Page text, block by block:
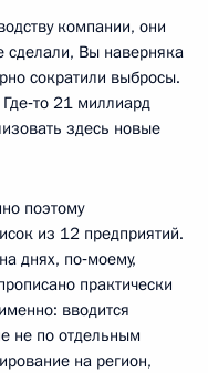
компании, они
сделали, Вы наверняка
сократили выбросы.
21 миллиард
здесь новые
поэтому
из 12 предприятий.
днях, по‑моему,
практически
вводится
не по отдельным
на регион,